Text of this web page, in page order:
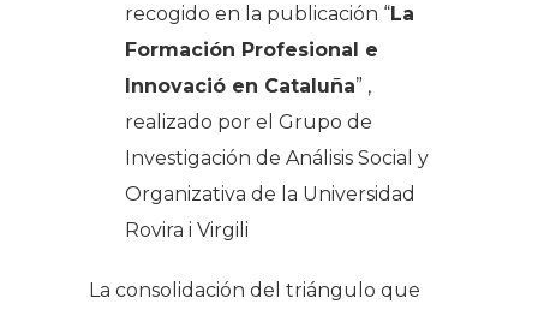
recogido en la publicación “La
Formación Profesional e
Innovació en Cataluña” ,
realizado por el Grupo de
Investigación de Análisis Social y
Organizativa de la Universidad
Rovira i Virgili
La consolidación del triángulo que